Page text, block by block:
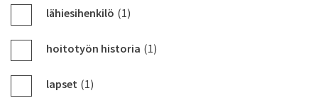
lähiesihenkilö (1)
hoitotyön historia (1)
lapset (1)